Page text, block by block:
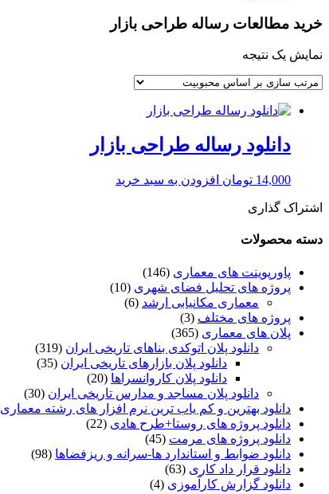
خرید مطالعات رساله طراحی بازار
نمایش یک نتیجه
دانلود رساله طراحی بازار
14,000 تومان افزودن به سبد خرید
اشتراک گذاری
دسته محصولات
پاورپوینت های معماری (146)
پروژه های تحلیل فضای شهری (10)
معماری مکانیابی ارشد (6)
پروژه های مختلف (3)
پلان های معماری (365)
دانلود پلان اتوکدی بناهای تاریخی ایران (319)
دانلود پلان بازارهای تاریخی ایران (35)
دانلود پلان کاروانسراها (20)
دانلود پلان مساجد و مدارس تاریخی ایران (30)
دانلود بهترین و کم یاب ترین نرم افزار های رشته معماری
دانلود پروژه های روستا+طرح هادی (22)
دانلود پروژه های مرمت (45)
دانلود ضوابط و استاندارد ها-سرانه و ریزفضاها (98)
دانلود قرار داد کاری (63)
دانلود گزارش کارآموزی (4)